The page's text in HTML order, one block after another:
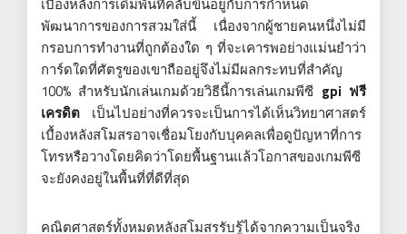
พัฒนาการของการสวมใส่นี้ เนื่องจากผู้ชายคนหนึ่งไม่มี
กรอบการทำงานที่ถูกต้องใด ๆ ที่จะเคารพอย่างแม่นยำว่า
การ์ดใดที่ศัตรูของเขาถืออยู่จึงไม่มีผลกระทบที่สำคัญ
100% สำหรับนักเล่นเกมด้วยวิธีนี้การเล่นเกมพีซี gpi ฟรี
เครดิต
เป็นไปอย่างที่ควรจะเป็นการได้เห็นวิทยาศาสตร์
เบื้องหลังสโมสรอาจเชื่อมโยงกับบุคคลเพื่อดูปัญหาที่การ
โทรหรือวางโดยคิดว่าโดยพื้นฐานแล้วโอกาสของเกมพีซี
จะยังคงอยู่ในพื้นที่ที่ดีที่สุด
คณิตศาสตร์ทั้งหมดหลังสโมสรรับรู้ได้จากความเป็นจริง